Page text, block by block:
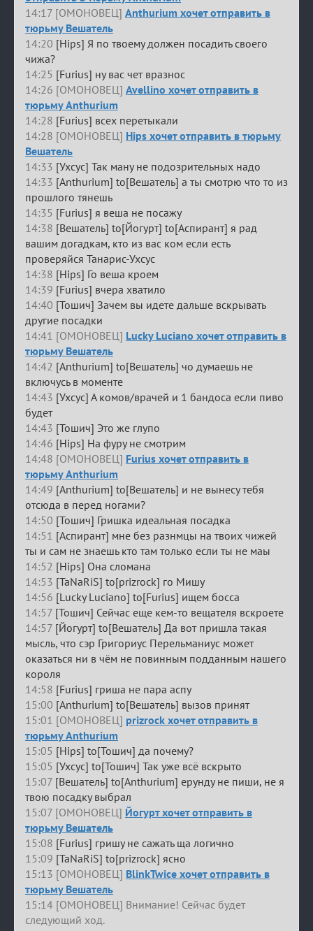
14:17 [ОМОНОВЕЦ] Anthurium хочет отправить в
тюрьму Вешатель
14:20 [Hips] Я по твоему должен посадить своего
чижа?
14:25 [Furius] ну вас чет вразнос
14:26 [ОМОНОВЕЦ] Avellino хочет отправить в
тюрьму Anthurium
14:28 [Furius] всех перетыкали
14:28 [ОМОНОВЕЦ] Hips хочет отправить в тюрьму
Вешатель
14:33 [Ухсус] Так ману не подозрительных надо
14:33 [Anthurium] to[Вешатель] а ты смотрю что то из
прошлого тянешь
14:35 [Furius] я веша не посажу
14:38 [Вешатель] to[Йогурт] to[Аспирант] я рад
вашим догадкам, кто из вас ком если есть
проверяйся Танарис-Ухсус
14:38 [Hips] Го веша кроем
14:39 [Furius] вчера хватило
14:40 [Тошич] Зачем вы идете дальше вскрывать
другие посадки
14:41 [ОМОНОВЕЦ] Lucky Luciano хочет отправить в
тюрьму Вешатель
14:42 [Anthurium] to[Вешатель] чо думаешь не
включусь в моменте
14:43 [Ухсус] А комов/врачей и 1 бандоса если пиво
будет
14:43 [Тошич] Это же глупо
14:46 [Hips] На фуру не смотрим
14:48 [ОМОНОВЕЦ] Furius хочет отправить в
тюрьму Anthurium
14:49 [Anthurium] to[Вешатель] и не вынесу тебя
отсюда в перед ногами?
14:50 [Тошич] Гришка идеальная посадка
14:51 [Аспирант] мне без разнмцы на твоих чижей
ты и сам не знаешь кто там только если ты не маы
14:52 [Hips] Она сломана
14:53 [TaNaRiS] to[prizrock] го Мишу
14:56 [Lucky Luciano] to[Furius] ищем босса
14:57 [Тошич] Сейчас еще кем-то вещателя вскроете
14:57 [Йогурт] to[Вешатель] Да вот пришла такая
мысль, что сэр Григориус Перельманиус может
оказаться ни в чём не повинным подданным нашего
короля
14:58 [Furius] гриша не пара аспу
15:00 [Anthurium] to[Вешатель] вызов принят
15:01 [ОМОНОВЕЦ] prizrock хочет отправить в
тюрьму Anthurium
15:05 [Hips] to[Тошич] да почему?
15:05 [Ухсус] to[Тошич] Так уже всё вскрыто
15:07 [Вешатель] to[Anthurium] ерунду не пиши, не я
твою посадку выбрал
15:07 [ОМОНОВЕЦ] Йогурт хочет отправить в
тюрьму Вешатель
15:08 [Furius] гришу не сажать ща логично
15:09 [TaNaRiS] to[prizrock] ясно
15:13 [ОМОНОВЕЦ] BlinkTwice хочет отправить в
тюрьму Вешатель
15:14 [ОМОНОВЕЦ] Внимание! Сейчас будет
следующий ход.